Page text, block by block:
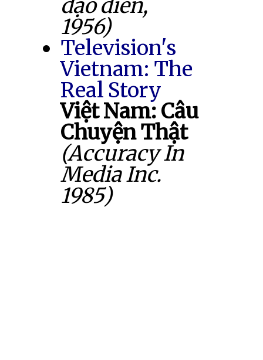
đạo diễn,
1956)
Television's
Vietnam: The
Real Story
Việt Nam: Câu
Chuyện Thật
(Accuracy In
Media Inc.
1985)